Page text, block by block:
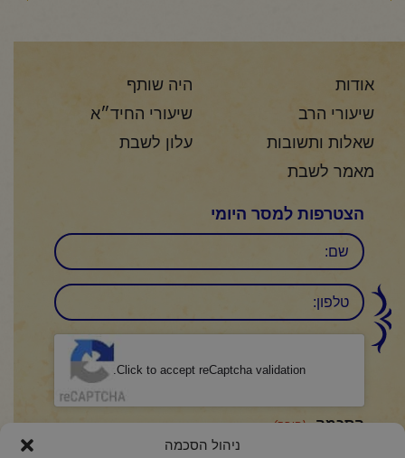
ניהול הסכמה
אודות
היה שותף
שיעורי הרב
שיעורי החיד״א
שאלות ותשובות
עלון לשבת
מאמר לשבת
הצטרפות למסר היומי
שם
טלפון:
Click to accept reCaptcha validation.
הסכמה (חובה)
אני מאשר/ת כי קראתי והבנתי את